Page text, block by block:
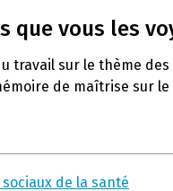
que vous les
travail sur le thème
de maîtrise sur
de la santé